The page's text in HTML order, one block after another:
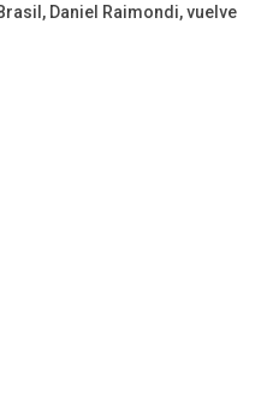
Daniel Raimondi, vuelve